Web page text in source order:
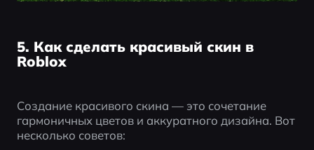
5. Как сделать красивый скин в
Roblox
Создание красивого скина — это сочетание
гармоничных цветов и аккуратного дизайна. Вот
несколько советов: